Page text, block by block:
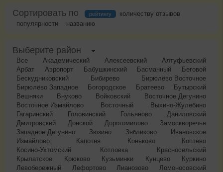
Сортировать по рейтингу
количеству отзывов
популярности
названию
Выберите район
Все Академический Алексеевский
Алтуфьевский
Арбат
Аэропорт Бабушкинский Басманный
Беговой
Бескудниковский
Бибирево
Бирюлёво Восточное
Бирюлёво Западное
Богородское Братеево
Бутырский
Вешняки
Внуково Войковский
Восточное Дегунино
Восточное Измайлово
Восточный
Выхино-Жулебино
Гагаринский
Головинский Гольяново
Даниловский
Дмитровский
Донской Дорогомилово
Замоскворечье
Западное Дегунино
Зюзино Зябликово
Ивановское
Измайлово
Капотня Коньково
Коптево
Косино-Ухтомский
Котловка
Красносельский
Крылатское
Крюково Кузьминки Кунцево
Куркино
Левобережный
Лефортово Лианозово
Ломоносовский